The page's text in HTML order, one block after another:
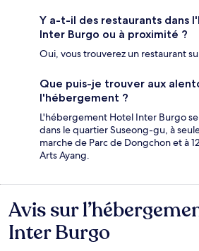
Y a-t-il des restaurants dans
Inter Burgo ou à proximité ?
Oui, vous trouverez un restaurant
Que puis-je trouver aux
l'hébergement ?
L'hébergement Hotel Inter Burgo
dans le quartier Suseong-gu, à
marche de Parc de Dongchon et à
Arts Ayang.
Avis
Avis sur
Inter Burgo